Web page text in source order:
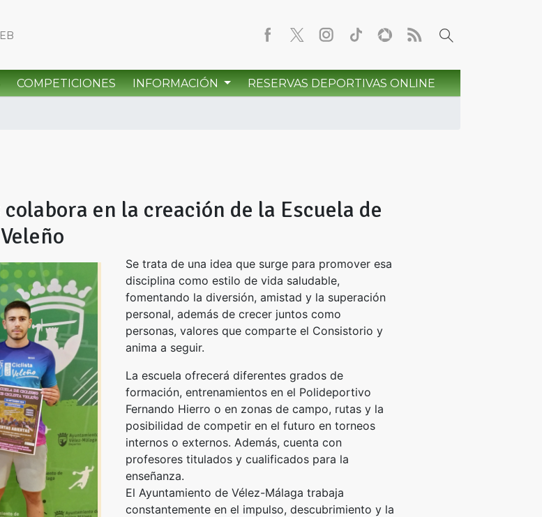
COMPETICIONES INFORMACIÓN RESERVAS DEPORTIVAS ONLINE
en la creación de la Escuela de
Se trata de una idea que surge para promover esa
disciplina como estilo de vida saludable,
fomentando la diversión, amistad y la superación
personal, además de crecer juntos como
personas, valores que comparte el Consistorio y
anima a seguir.
La escuela ofrecerá diferentes grados de
formación, entrenamientos en el Polideportivo
Fernando Hierro o en zonas de campo, rutas y la
posibilidad de competir en el futuro en torneos
internos o externos. Además, cuenta con
profesores titulados y cualificados para la
enseñanza.
El Ayuntamiento de Vélez-Málaga trabaja
constantemente en el impulso, descubrimiento y la